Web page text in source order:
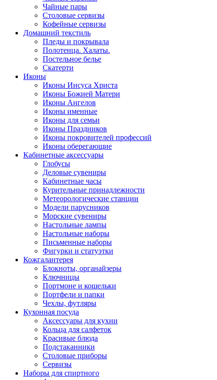
Чайные пары
Столовые сервизы
Кофейные сервизы
Домашний текстиль
Пледы и покрывала
Полотенца. Халаты.
Постельное белье
Скатерти
Иконы
Иконы Иисуса Христа
Иконы Божией Матери
Иконы Ангелов
Иконы именные
Иконы для семьи
Иконы Праздников
Иконы покровителей профессий
Иконы оберегающие
Кабинетные аксессуары
Глобусы
Деловые сувениры
Кабинетные часы
Курительные принадлежности
Метеорологические станции
Модели парусников
Морские сувениры
Настольные лампы
Настольные наборы
Письменные наборы
Фигурки и статуэтки
Кожгалантерея
Блокноты, органайзеры
Ключницы
Портмоне и кошельки
Портфели и папки
Чехлы, футляры
Кухонная посуда
Аксессуары для кухни
Кольца для салфеток
Красивые блюда
Подстаканники
Столовые приборы
Cервизы
Наборы для спиртного